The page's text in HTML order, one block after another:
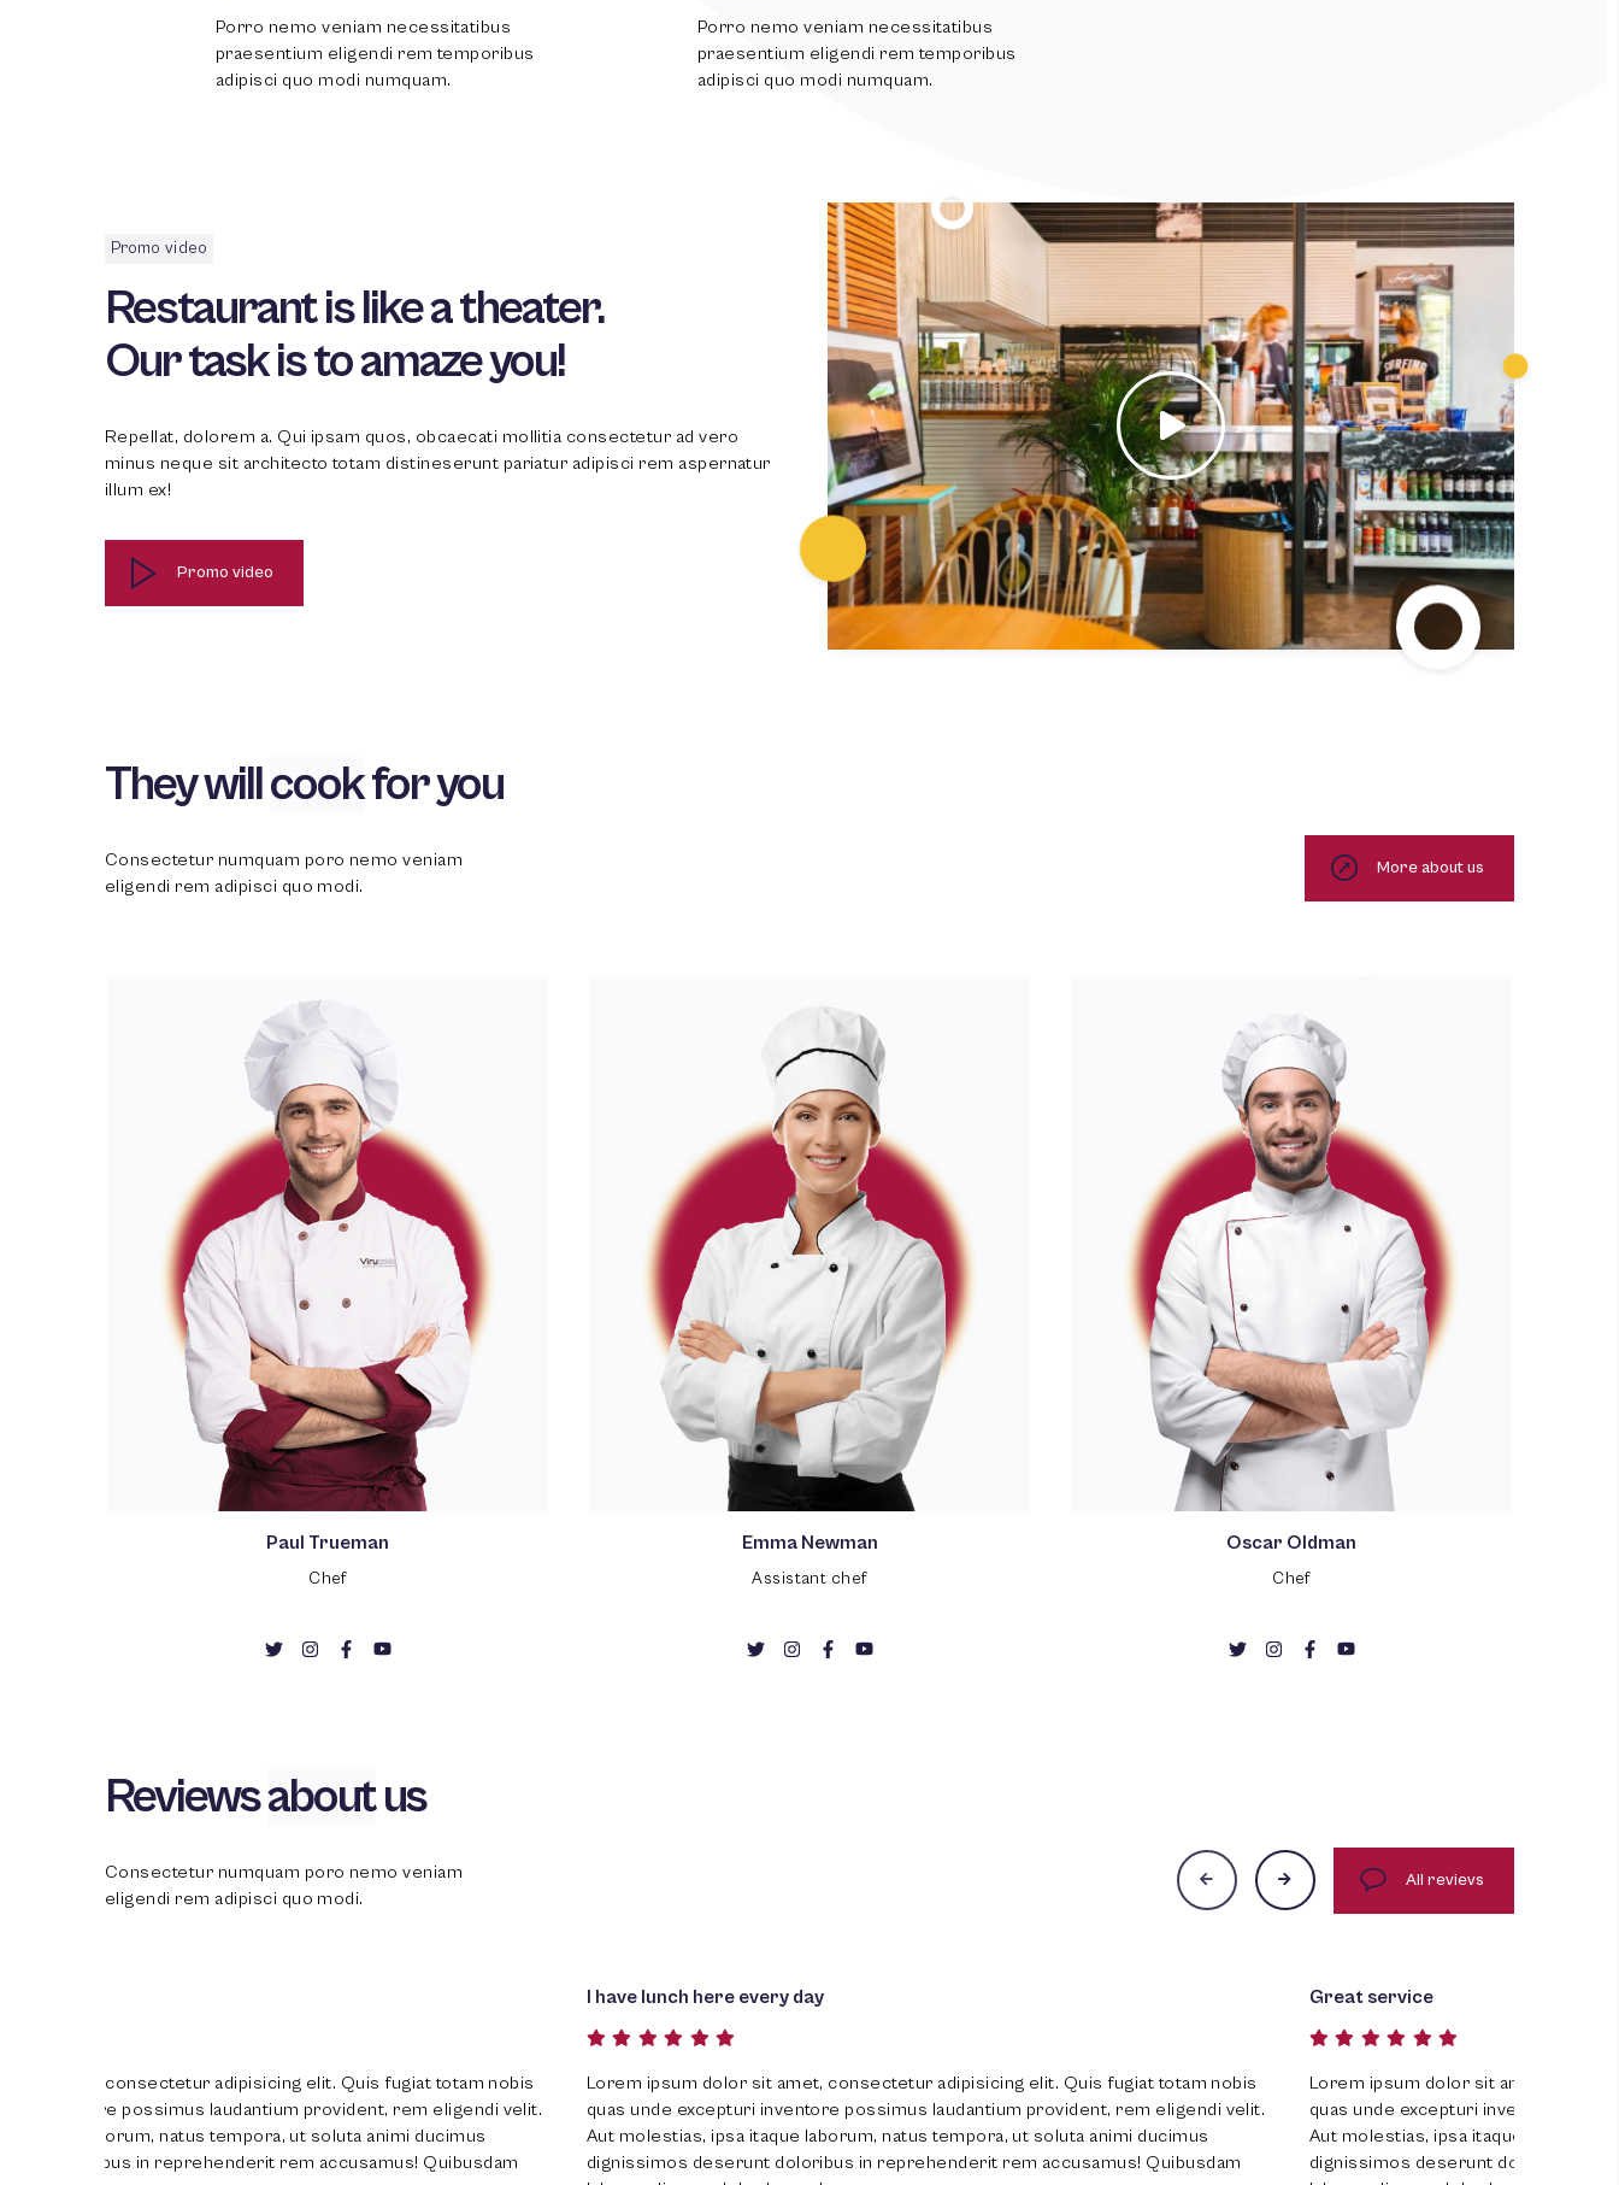
%
Porro nemo veniam necessitatibus
praesentium eligendi rem temporibus
adipisci quo modi numquam.
Porro nemo veniam necessitatibus
praesentium eligendi rem temporibus
adipisci quo modi numquam.
Promo video
Restaurant is like a theater.
Our task is to amaze you!
Repellat, dolorem a. Qui ipsam quos, obcaecati mollitia consectetur ad vero
minus neque sit architecto totam distineserunt pariatur adipisci rem aspernatur
illum ex!
Promo video
They willcookfor you
Consectetur numquam poro nemo veniam
eligendi rem adipisci quo modi.
More about us
Paul Trueman
Chef
Emma Newman
Assistant chef
Oscar Oldman
Chef
Reviewsaboutus
Consectetur numquam poro nemo veniam
eligendi rem adipisci quo modi.
All revievs
Lorem ipsum dolor sit amet, consectetur adipisicing elit. Quis fugiat totam nobis
quas unde excepturi inventore possimus laudantium provident, rem eligendi velit.
Aut molestias, ipsa itaque laborum, natus tempora, ut soluta animi ducimus
dignissimos deserunt doloribus in reprehenderit rem accusamus! Quibusdam
Lorem ipsum dolor sit amet, consectetur adipisicing elit. Quis fugiat totam nobis
quas unde excepturi inventore possimus laudantium provident, rem eligendi velit.
Aut molestias, ipsa itaque laborum, natus tempora, ut soluta animi ducimus
dignissimos deserunt doloribus in reprehenderit rem accusamus! Quibusdam